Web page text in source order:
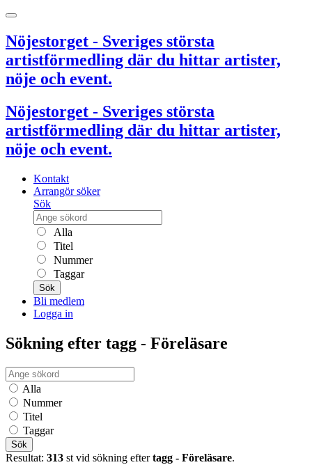
Nöjestorget - Sveriges största
artistförmedling där du hittar artister,
nöje och event.
Nöjestorget - Sveriges största
artistförmedling där du hittar artister,
nöje och event.
Kontakt
Arrangör söker
Sök
Alla
Titel
Nummer
Taggar
Sök
Bli medlem
Logga in
Sökning efter tagg - Föreläsare
Alla
Nummer
Titel
Taggar
Sök
Resultat: 313 st vid sökning eftertagg - Föreläsare.